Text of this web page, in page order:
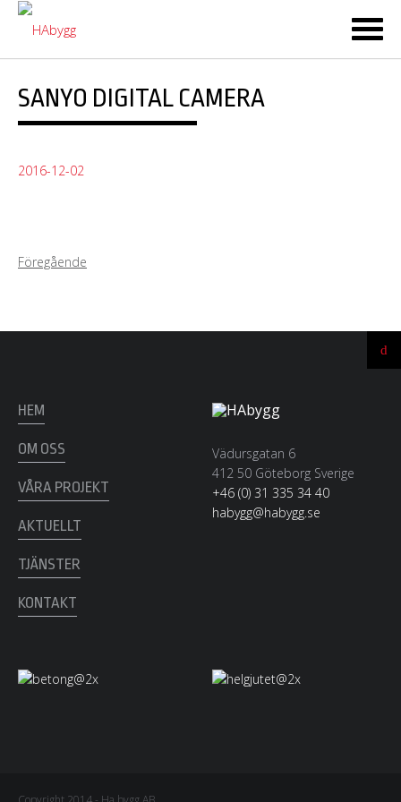
to
SANYO DIGITAL CAMERA
2016-12-02
Föregående
HEM
OM OSS
VÅRA PROJEKT
AKTUELLT
TJÄNSTER
KONTAKT
Vädursgatan 6
412 50 Göteborg Sverige
+46 (0) 31 335 34 40
habygg@habygg.se